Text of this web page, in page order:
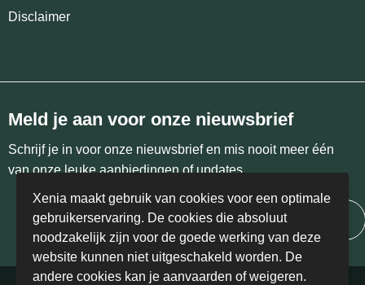
Disclaimer
Meld je aan voor onze nieuwsbrief
Schrijf je in voor onze nieuwsbrief en mis nooit meer één
van onze leuke aanbiedingen of updates.
Inschrijven
Xenia maakt gebruik van cookies voor een optimale
gebruikerservaring. De cookies die absoluut
noodzakelijk zijn voor de goede werking van deze
website kunnen niet uitgeschakeld worden. De
andere cookies kan je aanvaarden of weigeren.